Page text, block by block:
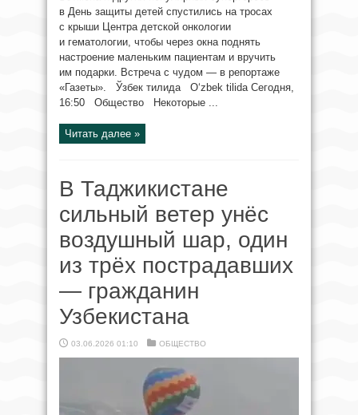
в День защиты детей спустились на тросах
с крыши Центра детской онкологии
и гематологии, чтобы через окна поднять
настроение маленьким пациентам и вручить
им подарки. Встреча с чудом — в репортаже
«Газеты». Ўзбек тилида O‘zbek tilida Сегодня,
16:50 Общество Некоторые ...
Читать далее »
В Таджикистане
сильный ветер унёс
воздушный шар, один
из трёх пострадавших
— гражданин
Узбекистана
03.06.2026 01:10 ОБЩЕСТВО